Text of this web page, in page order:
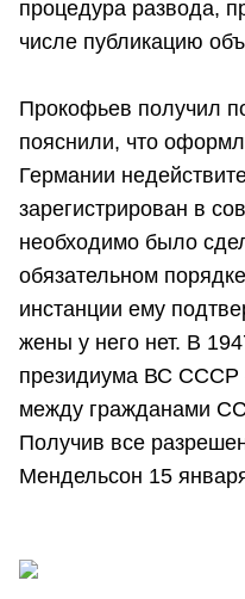
процедура развода,
числе публикацию
Прокофьев получил
пояснили, что
Германии
зарегистрирован в
необходимо было
обязательном
инстанции ему
жены у него нет. В
президиума ВС СССР
между гражданами
Получив все
Мендельсон 15